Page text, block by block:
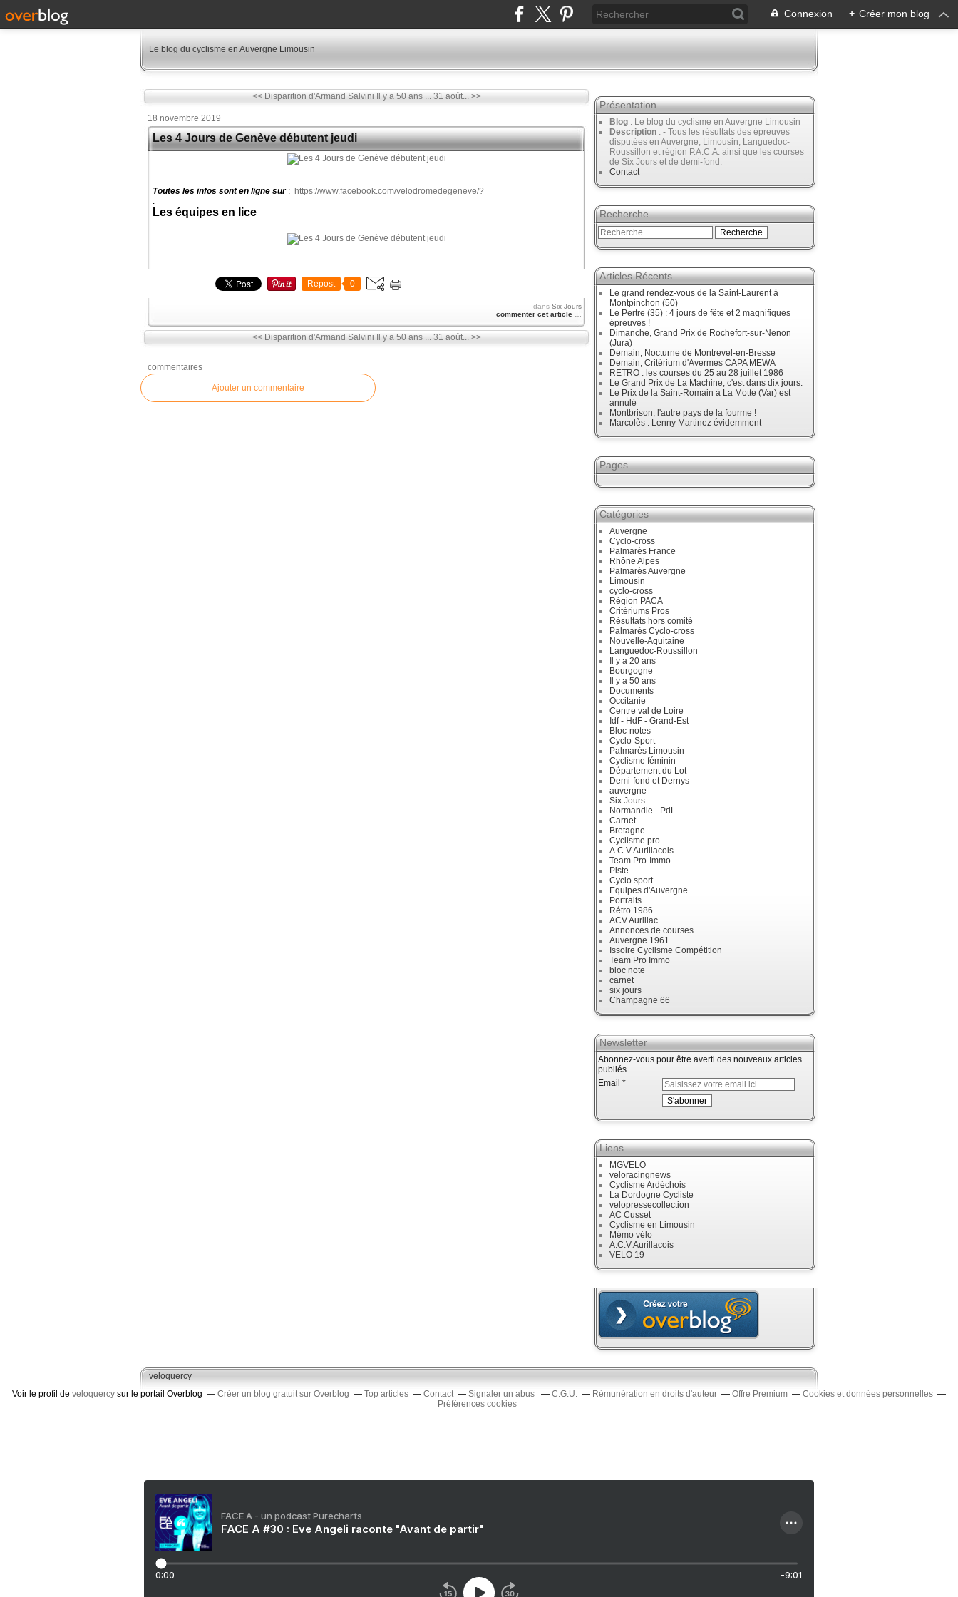
Connexion + Créer mon blog
Le blog du cyclisme en Auvergne Limousin
<< Disparition d'Armand Salvini Il y a 50 ans ... 31 août... >>
18 novembre 2019
Les 4 Jours de Genève débutent jeudi
Toutes les infos sont en ligne sur : https://www.facebook.com/velodromedegeneve/?
.
Les équipes en lice
Repost 0
- dans Six Jours
commenter cet article
<< Disparition d'Armand Salvini Il y a 50 ans ... 31 août... >>
commentaires
Ajouter un commentaire
Présentation
Blog : Le blog du cyclisme en Auvergne Limousin
Description : - Tous les résultats des épreuves
disputées en Auvergne, Limousin, Languedoc-
Roussillon et région P.A.C.A. ainsi que les courses
de Six Jours et de demi-fond.
Contact
Recherche
Articles Récents
Le grand rendez-vous de la Saint-Laurent à
Montpinchon (50)
Le Pertre (35) : 4 jours de fête et 2 magnifiques
épreuves !
Dimanche, Grand Prix de Rochefort-sur-Nenon
(Jura)
Demain, Nocturne de Montrevel-en-Bresse
Demain, Critérium d'Avermes CAPA MEWA
RETRO : les courses du 25 au 28 juillet 1986
Le Grand Prix de La Machine, c'est dans dix jours.
Le Prix de la Saint-Romain à La Motte (Var) est
annulé
Montbrison, l'autre pays de la fourme !
Marcolès : Lenny Martinez évidemment
Pages
Catégories
Auvergne
Cyclo-cross
Palmarès France
Rhône Alpes
Palmarès Auvergne
Limousin
cyclo-cross
Région PACA
Critériums Pros
Résultats hors comité
Palmarès Cyclo-cross
Nouvelle-Aquitaine
Languedoc-Roussillon
Il y a 20 ans
Bourgogne
Il y a 50 ans
Documents
Occitanie
Centre val de Loire
Idf - HdF - Grand-Est
Bloc-notes
Cyclo-Sport
Palmarès Limousin
Cyclisme féminin
Département du Lot
Demi-fond et Dernys
auvergne
Six Jours
Normandie - PdL
Carnet
Bretagne
Cyclisme pro
A.C.V.Aurillacois
Team Pro-Immo
Piste
Cyclo sport
Equipes d'Auvergne
Portraits
Rétro 1986
ACV Aurillac
Annonces de courses
Auvergne 1961
Issoire Cyclisme Compétition
Team Pro Immo
bloc note
carnet
six jours
Champagne 66
Newsletter
Abonnez-vous pour être averti des nouveaux articles
publiés.
Email
Liens
MGVELO
veloracingnews
Cyclisme Ardéchois
La Dordogne Cycliste
velopressecollection
AC Cusset
Cyclisme en Limousin
Mémo vélo
A.C.V.Aurillacois
VELO 19
veloquercy
Voir le profil de veloquercy sur le portail Overblog Créer un blog gratuit sur Overblog Top articles Contact Signaler un abus C.G.U. Rémunération en droits d'auteur Offre Premium
Cookies et données personnelles
Préférences cookies
FACE A - un podcast Purecharts
FACE A #30 : Eve Angeli raconte "Avant de partir"
0:00 -9:01